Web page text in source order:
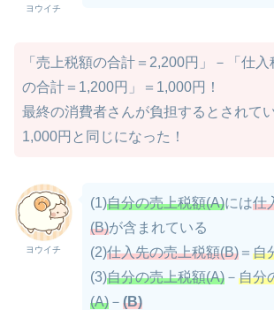
ヨウイチ
「売上税額の合計＝2,200円」－「仕入
の合計＝1,200円」＝1,000円！
最終の消費者さんが負担するとされて
1,000円と同じになった！
ヨウイチ
(1)自分の売上税額(A)には仕
(B)が含まれている
(2)仕入先の売上税額(B)＝ 自
(3)自分の売上税額(A)－ 自分
(A)－ (B)